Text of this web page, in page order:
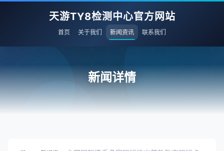
天游TY8检测中心官方网站
首页 关于我们 新闻资讯 联系我们
新闻详情